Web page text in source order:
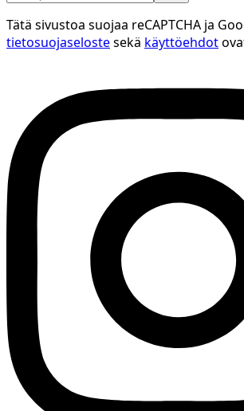
Tätä sivustoa suojaa reCAPTCHA ja
tietosuojaselostesekä käyttöehdot